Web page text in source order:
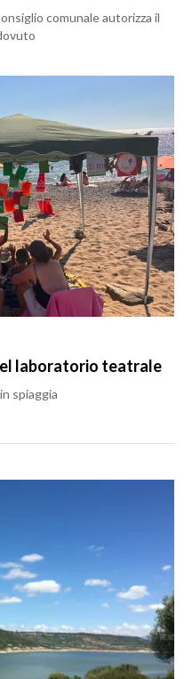
comunale autorizza il
laboratorio teatrale
spiaggia